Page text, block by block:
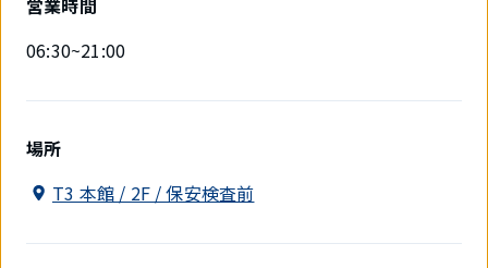
営業時間
06:30~21:00
場所
T3 本館 / 2F / 保安検査前